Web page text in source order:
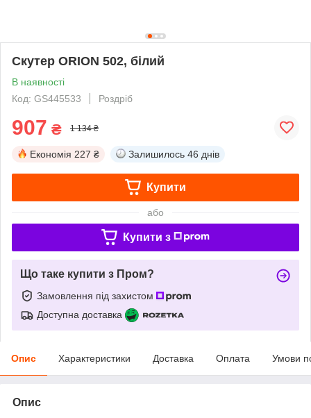
Скутер ORION 502, білий
В наявності
Код: GS445533
Роздріб
907 ₴ 1 134 ₴
Економія 227 ₴ Залишилось 46 днів
Купити
або
Купити з
Що таке купити з Пром?
Замовлення під захистом
Доступна доставка
Опис Характеристики Доставка Оплата Умови
Опис